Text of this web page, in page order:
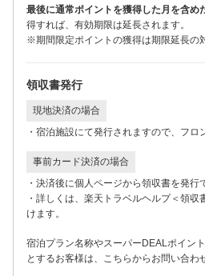
最後に通常ポイントを獲得した月を含め
得すれば、有効期限は延長されます。
※期間限定ポイントの獲得は期限延長の
領収書発行
現地決済の場合
・宿泊施設にて発行されますので、フロ
事前カード決済の場合
・決済後に個人ページから領収書を発行
・詳しくは、楽天トラベルヘルプ＜ 領収
けます。
宿泊プラン名称やスーパーDEALポイン
とするお客様は、 こちらからお問い合わ